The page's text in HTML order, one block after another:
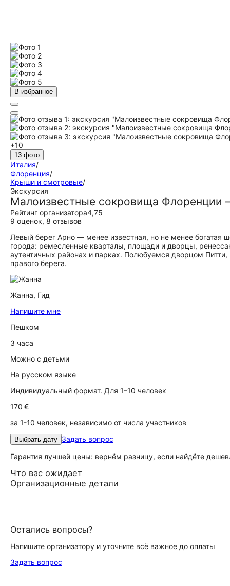
В избранное
+10
13 фото
Италия/
Флоренция/
Крыши и смотровые/
Экскурсия
Малоизвестные сокровища Флоренции
Рейтинг организатора4,75
9 оценок, 8 отзывов
Левый берег Арно — менее известная, но не менее
города: ремесленные кварталы, площади и дворцы,
аутентичных районах и парках. Полюбуемся дворцом
правого берега.
Жанна, Гид
Напишите мне
Пешком
3 часа
Можно с детьми
На русском языке
Индивидуальный формат. Для 1–10 человек
170 €
за 1-10 человек, независимо от числа участников
Выбрать дату Задать вопрос
Гарантия лучшей цены: вернём разницу, если найдёте
Что вас ожидает
Организационные детали
Остались вопросы?
Напишите организатору и уточните всё важное до оплаты
Задать вопрос